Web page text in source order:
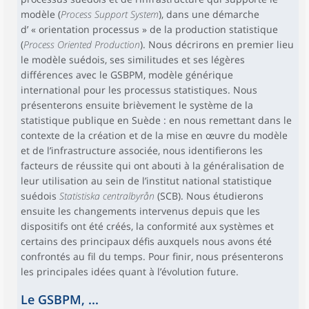
modèle (Process Support System), dans une démarche
d’ « orientation processus » de la production statistique
(Process Oriented Production). Nous décrirons en premier lieu
le modèle suédois, ses similitudes et ses légères
différences avec le GSBPM, modèle générique
international pour les processus statistiques. Nous
présenterons ensuite brièvement le système de la
statistique publique en Suède : en nous remettant dans le
contexte de la création et de la mise en œuvre du modèle
et de l’infrastructure associée, nous identifierons les
facteurs de réussite qui ont abouti à la généralisation de
leur utilisation au sein de l’institut national statistique
suédois Statistiska centralbyrån (SCB). Nous étudierons
ensuite les changements intervenus depuis que les
dispositifs ont été créés, la conformité aux systèmes et
certains des principaux défis auxquels nous avons été
confrontés au fil du temps. Pour finir, nous présenterons
les principales idées quant à l’évolution future.
Le GSBPM, ...